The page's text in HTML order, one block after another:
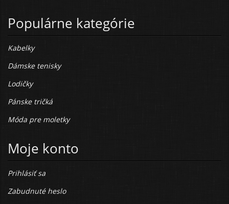
Populárne kategórie
Kabelky
Dámske tenisky
Lodičky
Pánske tričká
Móda pre moletky
Moje konto
Prihlásiť sa
Zabudnuté heslo